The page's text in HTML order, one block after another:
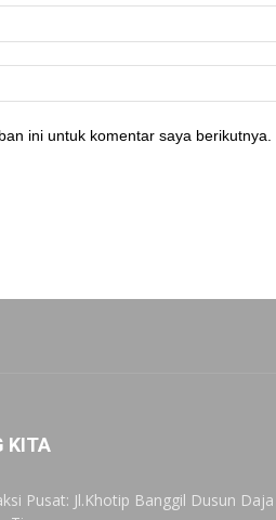
ini untuk komentar saya berikutnya.
KITA
Pusat: Jl.Khotip Banggil Dusun